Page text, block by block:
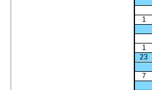
1
1
23
7